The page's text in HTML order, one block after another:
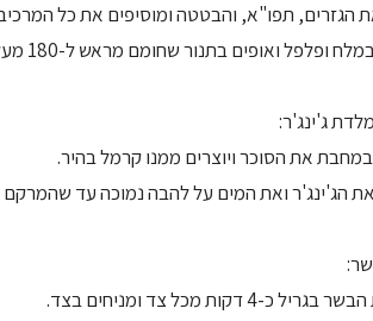
הגזרים, תפו"א, והבטטה ומוסיפים את כל
ואופים בתנור שחומם מראש ל-180 מעלות, 45 דקות או עד ריכוך.
ג'ינג'ר:
את הסוכר ויוצרים ממנו קרמל בהיר.
הג'ינג'ר ואת המים על להבה נמוכה עד שהמרקם
כ-4 דקות מכל צד ומניחים בצד.